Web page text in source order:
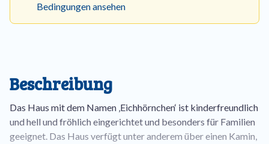
Bedingungen ansehen
Beschreibung
Das Haus mit dem Namen ‚Eichhörnchen‘ ist kinderfreundlich
und hell und fröhlich eingerichtet und besonders für Familien
geeignet. Das Haus verfügt unter anderem über einen Kamin,